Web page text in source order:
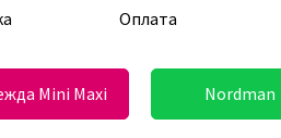
Оплата
Mini Maxi Nordman